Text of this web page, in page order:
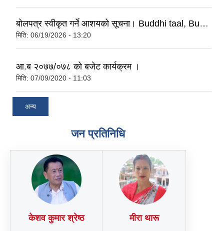
बोलपत्र स्वीकृत गर्ने आशयको सूचना। Buddhi taal, Buddhabhumi nagaralika-4, buddhi
मिति: 06/19/2026 - 13:20
आ.ब २०७७/०७८ को बजेट कार्यक्रम ।
मिति: 07/09/2020 - 11:03
अन्य
जन प्रतिनिधि
केशव कुमार श्रेष्ठ मीरा थारू